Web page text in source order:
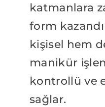
katmanlara
form
kişisel hem
manikür
kontrollü ve
sağlar.